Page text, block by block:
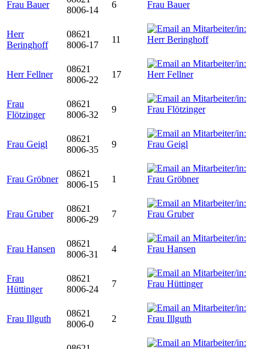
Frau Bauer
8006-14
6
Herr
Beringhoff
08621
8006-17
11
Herr Fellner
08621
8006-22
17
Frau
Flötzinger
08621
8006-32
9
Frau Geigl
08621
8006-35
9
Frau Gröbner
08621
8006-15
1
Frau Gruber
08621
8006-29
7
Frau Hansen
08621
8006-31
4
Frau
Hüttinger
08621
8006-24
7
Frau Illguth
08621
8006-0
2